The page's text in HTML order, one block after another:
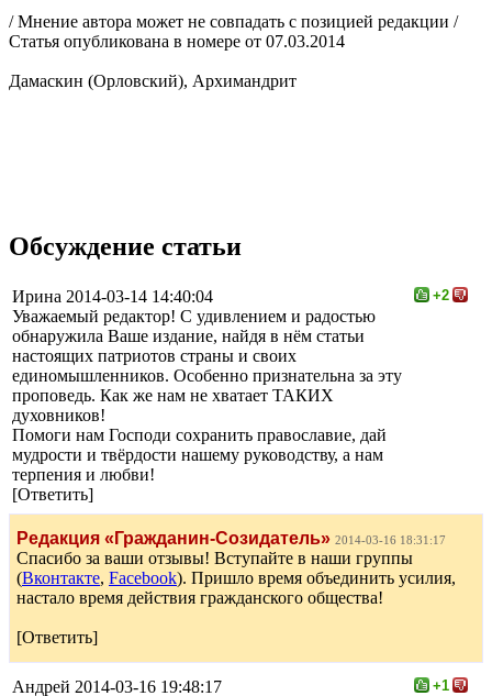
/ Мнение автора может не совпадать с позицией редакции /
Статья опубликована в номере от 07.03.2014
Дамаскин (Орловский), Архимандрит
Обсуждение статьи
Ирина 2014-03-14 14:40:04
Уважаемый редактор! С удивлением и радостью
обнаружила Ваше издание, найдя в нём статьи
настоящих патриотов страны и своих
единомышленников. Особенно признательна за эту
проповедь. Как же нам не хватает ТАКИХ
духовников!
Помоги нам Господи сохранить православие, дай
мудрости и твёрдости нашему руководству, а нам
терпения и любви!
[Ответить]
+2
Редакция «Гражданин-Созидатель» 2014-03-16 18:31:17
Спасибо за ваши отзывы! Вступайте в наши группы
(Вконтакте, Facebook). Пришло время объединить усилия,
настало время действия гражданского общества!
[Ответить]
Андрей 2014-03-16 19:48:17 +1